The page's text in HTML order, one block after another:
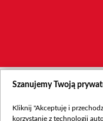
Szanujemy Twoją
Kliknij "Akceptuję i
korzystanie z technologii